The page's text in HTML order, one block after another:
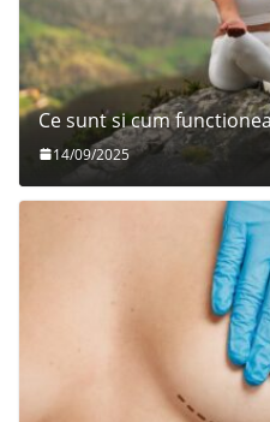
Ce sunt si cum
14/09/2025